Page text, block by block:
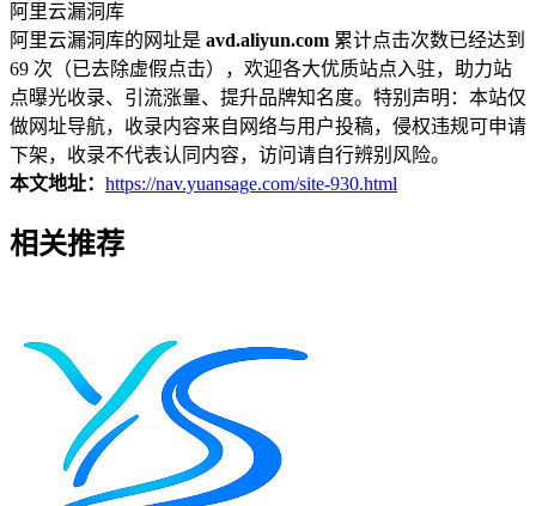
阿里云漏洞库
阿里云漏洞库的网址是 avd.aliyun.com 累计点击次数已经达到
69 次（已去除虚假点击），欢迎各大优质站点入驻，助力站
点曝光收录、引流涨量、提升品牌知名度。特别声明：本站仅
做网址导航，收录内容来自网络与用户投稿，侵权违规可申请
下架，收录不代表认同内容，访问请自行辨别风险。
本文地址： https://nav.yuansage.com/site-930.html
相关推荐